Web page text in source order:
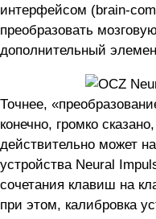
интерфейсом (brain-
преобразовать
дополнительный
Точнее,
конечно, громко
действительно может
устройства Neural
сочетания клавиш на
при этом, калибровка